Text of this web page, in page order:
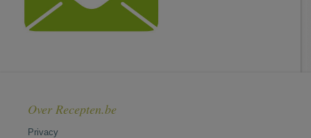
Over Recepten.be
Privacy